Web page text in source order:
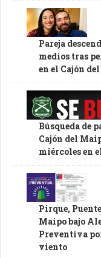
Pareja
medios tras
en el Cajón
Búsqueda de
Cajón del
miércoles en
Pirque,
Maipo bajo
Preventiva
viento